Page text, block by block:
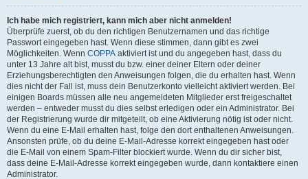
Ich habe mich registriert, kann mich aber nicht anmelden!
Überprüfe zuerst, ob du den richtigen Benutzernamen und das richtige
Passwort eingegeben hast. Wenn diese stimmen, dann gibt es zwei
Möglichkeiten. Wenn COPPA aktiviert ist und du angegeben hast, dass du
unter 13 Jahre alt bist, musst du bzw. einer deiner Eltern oder deiner
Erziehungsberechtigten den Anweisungen folgen, die du erhalten hast. Wenn
dies nicht der Fall ist, muss dein Benutzerkonto vielleicht aktiviert werden. Bei
einigen Boards müssen alle neu angemeldeten Mitglieder erst freigeschaltet
werden – entweder musst du dies selbst erledigen oder ein Administrator. Bei
der Registrierung wurde dir mitgeteilt, ob eine Aktivierung nötig ist oder nicht.
Wenn du eine E-Mail erhalten hast, folge den dort enthaltenen Anweisungen.
Ansonsten prüfe, ob du deine E-Mail-Adresse korrekt eingegeben hast oder
die E-Mail von einem Spam-Filter blockiert wurde. Wenn du dir sicher bist,
dass deine E-Mail-Adresse korrekt eingegeben wurde, dann kontaktiere einen
Administrator.